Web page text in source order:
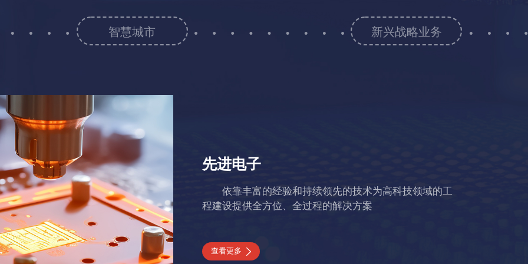
智慧城市 新兴战略业务
先进电子
依靠丰富的经验和持续领先的技术为高科技领域的工
程建设提供全方位、全过程的解决方案
查看更多